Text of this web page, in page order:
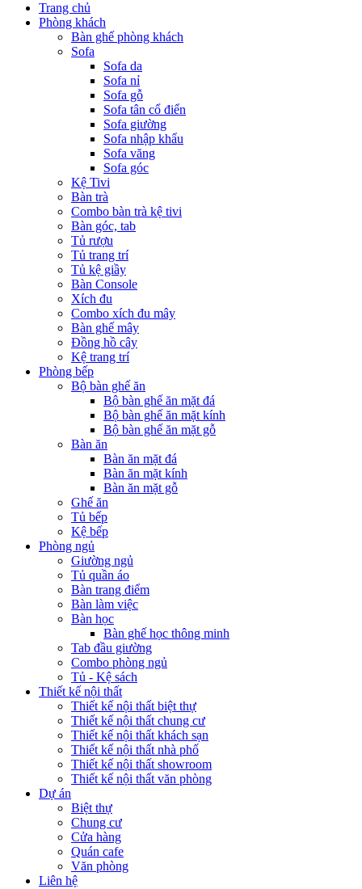
Trang chủ
Phòng khách
Bàn ghế phòng khách
Sofa
Sofa da
Sofa nỉ
Sofa gỗ
Sofa tân cổ điển
Sofa giường
Sofa nhập khẩu
Sofa văng
Sofa góc
Kệ Tivi
Bàn trà
Combo bàn trà kệ tivi
Bàn góc, tab
Tủ rượu
Tủ trang trí
Tủ kệ giầy
Bàn Console
Xích đu
Combo xích đu mây
Bàn ghế mây
Đồng hồ cây
Kệ trang trí
Phòng bếp
Bộ bàn ghế ăn
Bộ bàn ghế ăn mặt đá
Bộ bàn ghế ăn mặt kính
Bộ bàn ghế ăn mặt gỗ
Bàn ăn
Bàn ăn mặt đá
Bàn ăn mặt kính
Bàn ăn mặt gỗ
Ghế ăn
Tủ bếp
Kệ bếp
Phòng ngủ
Giường ngủ
Tủ quần áo
Bàn trang điểm
Bàn làm việc
Bàn học
Bàn ghế học thông minh
Tab đầu giường
Combo phòng ngủ
Tủ - Kệ sách
Thiết kế nội thất
Thiết kế nội thất biệt thự
Thiết kế nội thất chung cư
Thiết kế nội thất khách sạn
Thiết kế nội thất nhà phố
Thiết kế nội thất showroom
Thiết kế nội thất văn phòng
Dự án
Biệt thự
Chung cư
Cửa hàng
Quán cafe
Văn phòng
Liên hệ